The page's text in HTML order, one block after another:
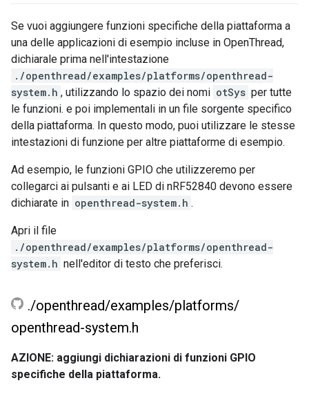
Se vuoi aggiungere funzioni specifiche della piattaforma a
una delle applicazioni di esempio incluse in OpenThread,
dichiarale prima nell'intestazione
./openthread/examples/platforms/openthread-
system.h , utilizzando lo spazio dei nomi otSys per tutte
le funzioni. e poi implementali in un file sorgente specifico
della piattaforma. In questo modo, puoi utilizzare le stesse
intestazioni di funzione per altre piattaforme di esempio.
Ad esempio, le funzioni GPIO che utilizzeremo per
collegarci ai pulsanti e ai LED di nRF52840 devono essere
dichiarate in openthread-system.h .
Apri il file
./openthread/examples/platforms/openthread-
system.h nell'editor di testo che preferisci.
./openthread/examples/platforms/
openthread-system.h
AZIONE: aggiungi dichiarazioni di funzioni GPIO
specifiche della piattaforma.